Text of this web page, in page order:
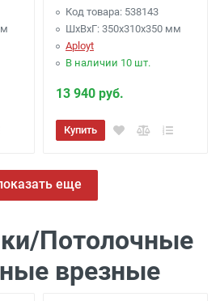
Код товара: 538143
ШхВхГ: 350x310x350 мм
Aployt
В наличии 10 шт.
13 940 руб.
Купить
еще
Потолочные
врезные